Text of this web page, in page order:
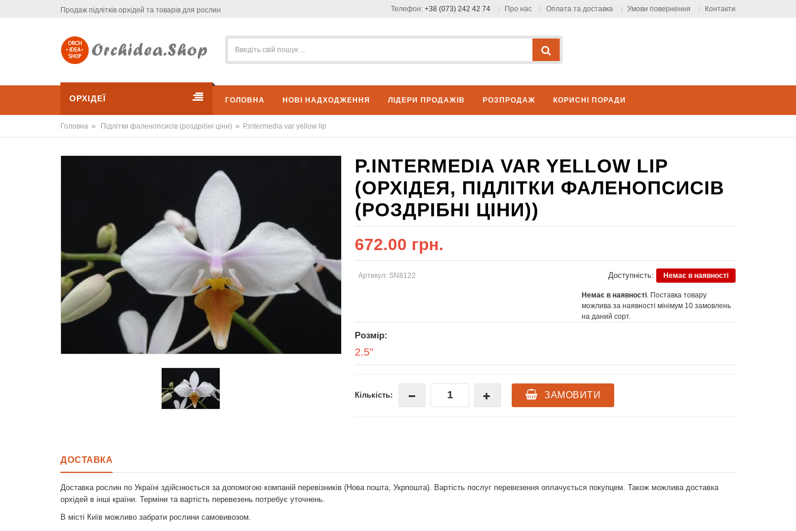
Продаж підлітків орхідей та товарів для рослин Телефон: +38 (073) 242 42 74 Про нас Оплата та доставка Умови повернення Контакти
ОРХІДЕЇ ГОЛОВНА НОВІ НАДХОДЖЕННЯ ЛІДЕРИ ПРОДАЖІВ РОЗПРОДАЖ КОРИСНІ ПОРАДИ
Головна » Підлітки фаленопсисів (роздрібні ціни) » P.intermedia var yellow lip
P.INTERMEDIA VAR YELLOW LIP
(ОРХІДЕЯ, ПІДЛІТКИ ФАЛЕНОПСИСІВ
(РОЗДРІБНІ ЦІНИ))
672.00 грн.
Артикул: SN8122 Доступність: Немає в наявності
Немає в наявності. Поставка товару
можлива за наявності мінімум 10 замовлень
на даний сорт.
Розмір:
2.5"
Кількість: ЗАМОВИТИ
ДОСТАВКА
Доставка рослин по Україні здійснюється за допомогою компаній перевізників (Нова пошта, Укрпошта). Вартість послуг перевезення оплачується покупцем. Також можлива доставка
орхідей в інші країни. Терміни та вартість перевезень потребує уточнень.
В місті Київ можливо забрати рослини самовивозом.